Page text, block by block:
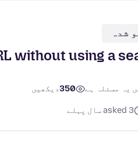
شدہ
without using a
یہ مسئلہ ہے 350دیکھیں
asked 3 سال پہلے